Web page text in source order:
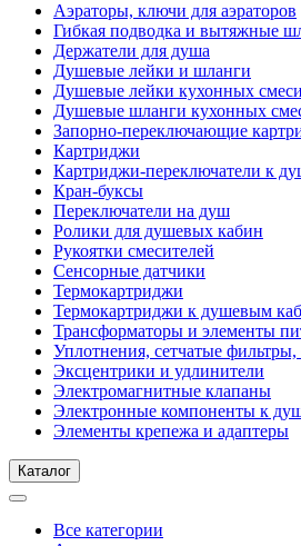
Аэраторы, ключи для аэраторов
Гибкая подводка и вытяжные
Держатели для душа
Душевые лейки и шланги
Душевые лейки кухонных
Душевые шланги кухонных
Запорно-переключающие
Картриджи
Картриджи-переключатели к
Кран-буксы
Переключатели на душ
Ролики для душевых кабин
Рукоятки смесителей
Сенсорные датчики
Термокартриджи
Термокартриджи к душевым
Трансформаторы и элементы
Уплотнения, сетчатые
Эксцентрики и удлинители
Электромагнитные клапаны
Электронные компоненты к
Элементы крепежа и адаптеры
Каталог
Все категории